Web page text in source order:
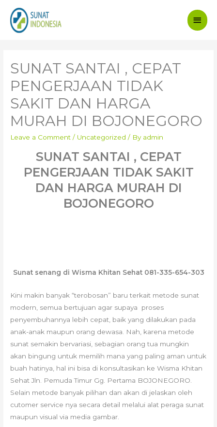
Main
SUNAT SANTAI , CEPAT
PENGERJAAN TIDAK
SAKIT DAN HARGA
MURAH DI BOJONEGORO
Leave a Comment / Uncategorized / By admin
SUNAT SANTAI , CEPAT
PENGERJAAN TIDAK SAKIT
DAN HARGA MURAH DI
BOJONEGORO
Sunat senang di Wisma Khitan Sehat 081-335-654-303
Kini makin banyak “terobosan” baru terkait metode sunat
modern, semua bertujuan agar supaya proses
penyembuhannya lebih cepat, baik yang dilakukan pada
anak-anak maupun orang dewasa. Nah, karena metode
sunat semakin bervariasi, sebagian orang tua mungkin
akan bingung untuk memilih mana yang paling aman untuk
buah hatinya, hal ini bisa di konsultasikan ke Wisma Khitan
Sehat Jln. Pemuda Timur Gg. Pertama BOJONEGORO.
Selain metode banyak pilihan dan akan di jelaskan oleh
cutomer service nya secara detail melalui alat peraga sunat
maupun visual via media gambar.